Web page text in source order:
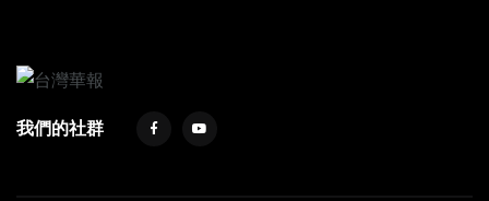
我們的社群